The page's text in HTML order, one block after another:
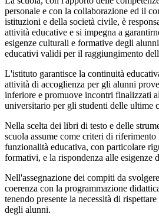
personale e con la collaborazione ed il
istituzioni e della società civile, è
attività educative e si impegna a
esigenze culturali e formative degli
educativi validi per il raggiungimento
L'istituto garantisce la continuità
attività di accoglienza per gli alunni
inferiore e promuove incontri finalizzati
universitario per gli studenti delle ultime
Nella scelta dei libri di testo e delle
scuola assume come criteri di
funzionalità educativa, con particolare
formativi, e la rispondenza alle esigenze
Nell'assegnazione dei compiti da
coerenza con la programmazione
tenendo presente la necessità di
degli alunni.